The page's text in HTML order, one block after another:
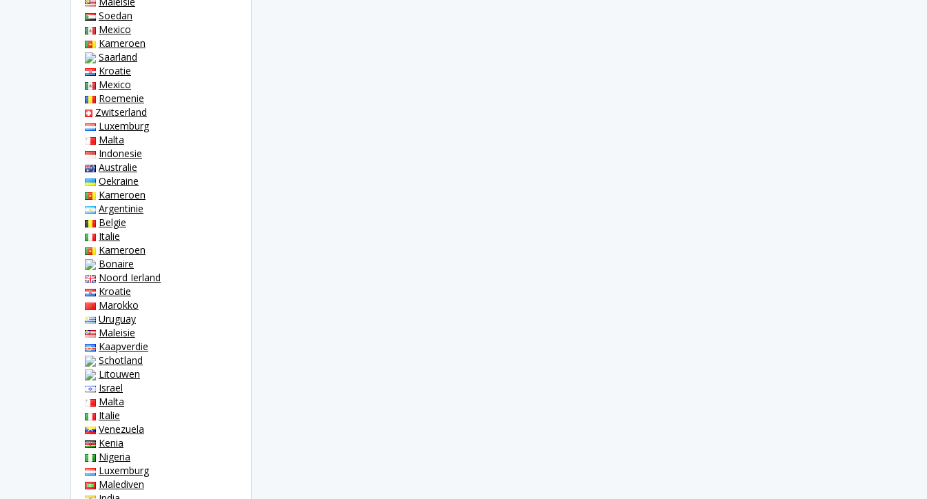
Soedan
Mexico
Kameroen
Saarland
Kroatie
Mexico
Roemenie
Zwitserland
Luxemburg
Malta
Indonesie
Australie
Oekraine
Kameroen
Argentinie
Belgie
Italie
Kameroen
Bonaire
Noord Ierland
Kroatie
Marokko
Uruguay
Maleisie
Kaapverdie
Schotland
Litouwen
Israel
Malta
Italie
Venezuela
Kenia
Nigeria
Luxemburg
Malediven